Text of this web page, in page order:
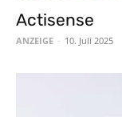
Actisense
ANZEIGE - 10. Juli 2025